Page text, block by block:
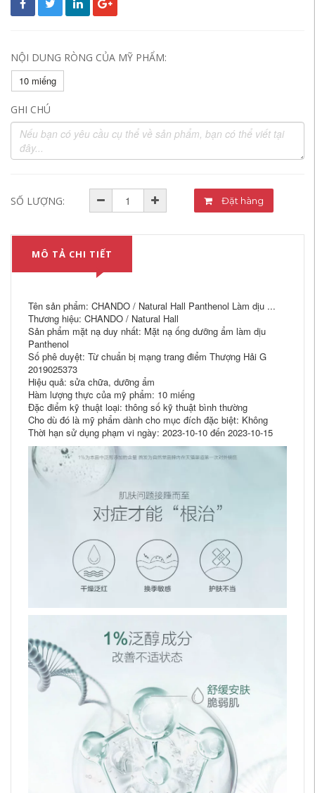
NỘI DUNG RÒNG CỦA MỸ PHẨM:
10 miếng
GHI CHÚ
SỐ LƯỢNG: Đặt hàng
MÔ TẢ CHI TIẾT
Tên sản phẩm: CHANDO / Natural Hall Panthenol Làm dịu ...
Thương hiệu: CHANDO / Natural Hall
Sản phẩm mặt nạ duy nhất: Mặt nạ ống dưỡng ẩm làm dịu
Panthenol
Số phê duyệt: Từ chuẩn bị mạng trang điểm Thượng Hải G
2019025373
Hiệu quả: sửa chữa, dưỡng ẩm
Hàm lượng thực của mỹ phẩm: 10 miếng
Đặc điểm kỹ thuật loại: thông số kỹ thuật bình thường
Cho dù đó là mỹ phẩm dành cho mục đích đặc biệt: Không
Thời hạn sử dụng phạm vi ngày: 2023-10-10 đến 2023-10-15